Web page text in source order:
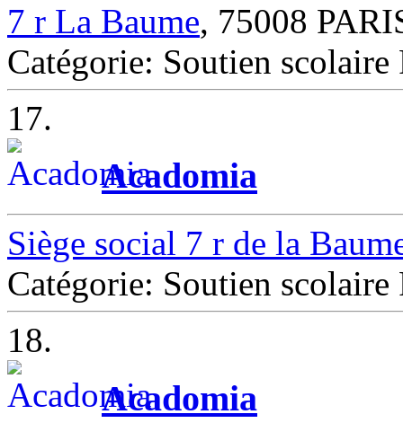
7 r La Baume, 75008
Catégorie: Soutien scolaire
17.
Acadomia
Siège social 7 r de la
Catégorie: Soutien scolaire
18.
Acadomia